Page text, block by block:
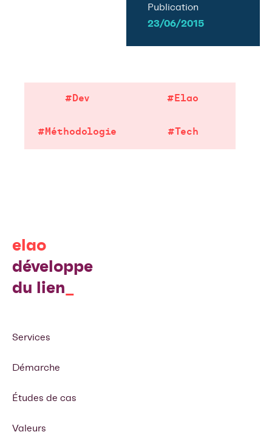
Publication
23/06/2015
#Dev #Elao
#Méthodologie #Tech
elao
développe
du lien
Services
Démarche
Études de cas
Valeurs